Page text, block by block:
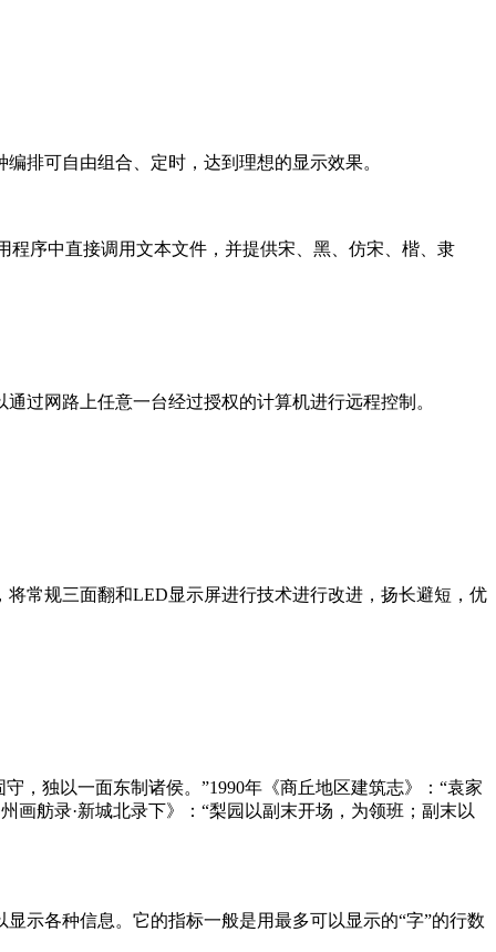
排可自由组合、定时，达到理想的显示效果。
程序中直接调用文本文件，并提供宋、黑、仿宋、楷、隶
过网路上任意一台经过授权的计算机进行远程控制。
常规三面翻和LED显示屏进行技术进行改进，扬长避短，优
，独以一面东制诸侯。”1990年《商丘地区建筑志》：“袁家
舫录·新城北录下》：“梨园以副末开场，为领班；副末以
示各种信息。它的指标一般是用最多可以显示的“字”的行数